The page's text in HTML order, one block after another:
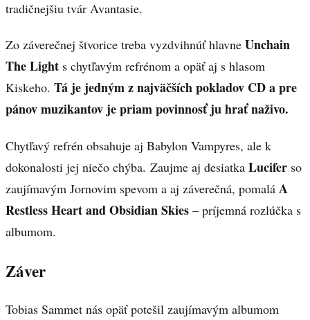
tradičnejšiu tvár Avantasie.
Zo záverečnej štvorice treba vyzdvihnúť hlavne Unchain
The Light s chytľavým refrénom a opäť aj s hlasom
Kiskeho. Tá je jedným z najväčších pokladov CD a pre
pánov muzikantov je priam povinnosť ju hrať naživo.
Chytľavý refrén obsahuje aj Babylon Vampyres, ale k
dokonalosti jej niečo chýba. Zaujme aj desiatka Lucifer so
zaujímavým Jornovim spevom a aj záverečná, pomalá A
Restless Heart and Obsidian Skies – príjemná rozlúčka s
albumom.
Záver
Tobias Sammet nás opäť potešil zaujímavým albumom